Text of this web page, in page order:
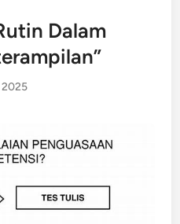
Dalam
2025